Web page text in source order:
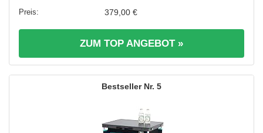
379,00 €
ZUM TOP ANGEBOT »
5